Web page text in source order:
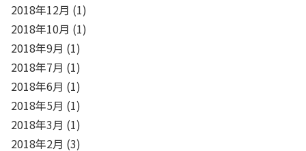
2018年12月 (1)
2018年10月 (1)
2018年9月 (1)
2018年7月 (1)
2018年6月 (1)
2018年5月 (1)
2018年3月 (1)
2018年2月 (3)